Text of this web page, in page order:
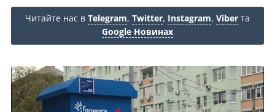
Читайте нас в Telegram, Twitter, Instagram, Viber та
Google Новинах